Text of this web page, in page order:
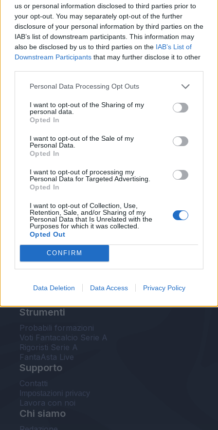
us or personal information disclosed to third parties prior to
your opt-out. You may separately opt-out of the further
disclosure of your personal information by third parties on the
IAB’s list of downstream participants. This information may
also be disclosed by us to third parties on the IAB’s List of
Downstream Participants that may further disclose it to other
Personal Data Processing Opt Outs
I want to opt-out of the Sharing of my
personal data.
Opted In
I want to opt-out of the Sale of my
Personal Data.
Opted In
I want to opt-out of processing my
Personal Data for Targeted Advertising.
Opted In
I want to opt-out of Collection, Use,
Retention, Sale, and/or Sharing of my
Personal Data that Is Unrelated with the
Purposes for which it was collected.
Opted Out
CONFIRM
Data Deletion Data Access Privacy Policy
Pitbull, che non dovrebbe quindi accusare
particolari problemi al suo rientro in Italia.
Autore
Redazione Fantacalcio.it
Le nostre app
Leghe Fantacalcio® Serie A Enilive
EuroLeghe Fantacalcio®
Guida per l'asta perfetta
Strumenti
Probabili formazioni
Voti Fantacalcio Serie A
Rigoristi Serie A
FantaAsta Live
Supporto
Contatti
Impostazioni privacy
Lavora con noi
Chi siamo